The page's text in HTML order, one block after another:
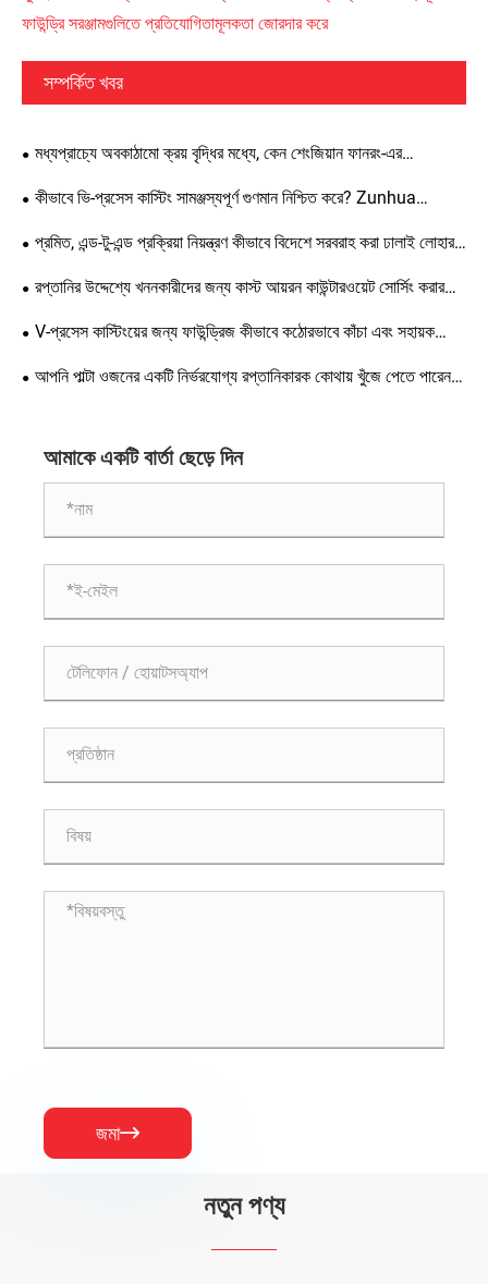
ফাউন্ড্রি সরঞ্জামগুলিতে প্রতিযোগিতামূলকতা জোরদার করে
সম্পর্কিত খবর
মধ্যপ্রাচ্যে অবকাঠামো ক্রয় বৃদ্ধির মধ্যে, কেন শেংজিয়ান ফানরং-এর
কাউন্টারওয়েটগুলি বিদেশী ক্লায়েন্টদের দ্বারা অত্যন্ত পছন্দের?
কীভাবে ভি-প্রসেস কাস্টিং সামঞ্জস্যপূর্ণ গুণমান নিশ্চিত করে? Zunhua
Shengjian Fanrong গলানো সহায়ক যোগ করার জন্য মানসম্মত নির্দেশিকা
প্রমিত, এন্ড-টু-এন্ড প্রক্রিয়া নিয়ন্ত্রণ কীভাবে বিদেশে সরবরাহ করা ঢালাই লোহার
কাউন্টারওয়েটের গুণমান নিশ্চিত করে?
রপ্তানির উদ্দেশ্যে খননকারীদের জন্য কাস্ট আয়রন কাউন্টারওয়েট সোর্সিং করার
সময়, কাস্টম উত্পাদনের সময় কোন নির্দিষ্ট বিবরণ এবং মান কঠোর নিয়ন্ত্রণের প্রয়োজন
V-প্রসেস কাস্টিংয়ের জন্য ফাউন্ড্রিজ কীভাবে কঠোরভাবে কাঁচা এবং সহায়ক
সামগ্রী নিয়ন্ত্রণ করতে পারে? স্ট্যান্ডার্ড গ্রহণযোগ্যতা স্পেসিফিকেশন বাস্তবায়নের
আপনি পাল্টা ওজনের একটি নির্ভরযোগ্য রপ্তানিকারক কোথায় খুঁজে পেতে পারেন?
আমাকে একটি বার্তা ছেড়ে দিন
জমা
নতুন পণ্য